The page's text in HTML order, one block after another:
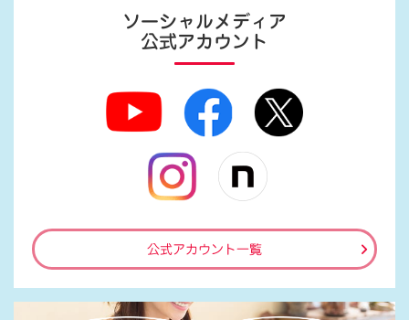
ソーシャルメディア
公式アカウント
公式アカウント一覧